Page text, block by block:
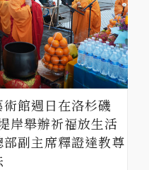
館週日在洛杉磯
舉辦祈福放生活
副主席釋證達教尊